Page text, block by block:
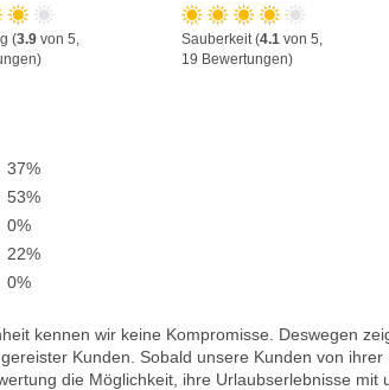
(3.9 von 5,
Sauberkeit (4.1 von 5,
19 Bewertungen)
37%
53%
0%
22%
0%
kennen wir keine Kompromisse. Deswegen
Kunden. Sobald unsere Kunden von ihrer
die Möglichkeit, ihre Urlaubserlebnisse mit